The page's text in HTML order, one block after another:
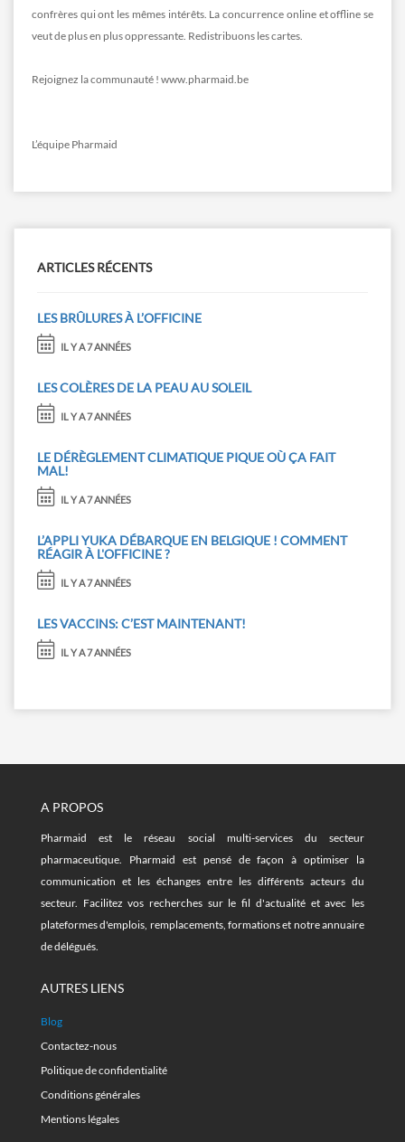
confrères qui ont les mêmes intérêts. La concurrence online et offline se
veut de plus en plus oppressante. Redistribuons les cartes.
Rejoignez la communauté ! www.pharmaid.be
L’équipe Pharmaid
ARTICLES RÉCENTS
LES BRÛLURES À L’OFFICINE
IL Y A 7 ANNÉES
LES COLÈRES DE LA PEAU AU SOLEIL
IL Y A 7 ANNÉES
LE DÉRÈGLEMENT CLIMATIQUE PIQUE OÙ ÇA FAIT
MAL!
IL Y A 7 ANNÉES
L’APPLI YUKA DÉBARQUE EN BELGIQUE ! COMMENT
RÉAGIR À L'OFFICINE ?
IL Y A 7 ANNÉES
LES VACCINS: C’EST MAINTENANT!
IL Y A 7 ANNÉES
A PROPOS
Pharmaid est le réseau social multi-services du secteur
pharmaceutique. Pharmaid est pensé de façon à optimiser la
communication et les échanges entre les différents acteurs du
secteur. Facilitez vos recherches sur le fil d'actualité et avec les
plateformes d'emplois, remplacements, formations et notre annuaire
de délégués.
AUTRES LIENS
Blog
Contactez-nous
Politique de confidentialité
Conditions générales
Mentions légales